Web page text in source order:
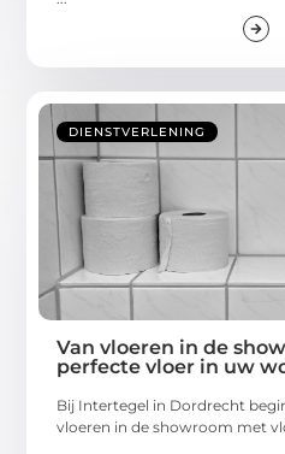
DIENSTVERLENING
Van vloeren in de
perfecte vloer in uw
Bij Intertegel in Dordrecht
vloeren in de showroom met